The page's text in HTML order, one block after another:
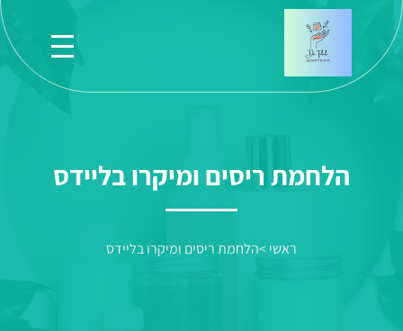
הלחמת ריסים ומיקרו בליידס
ראשי>הלחמת ריסים ומיקרו בליידס